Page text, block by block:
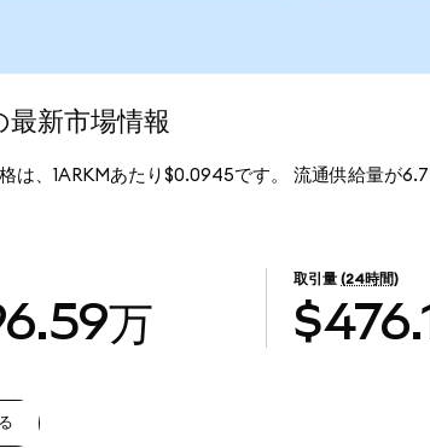
新市場情報
は、1ARKMあたり$0.0945です。 流通供給量が
万
取引量 (24時間)